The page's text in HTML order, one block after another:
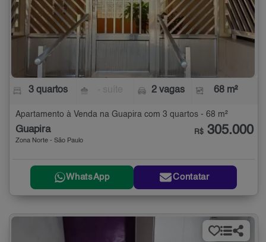
3 quartos 2 vagas 68 m²
Apartamento à Venda na Guapira com 3 quartos - 68 m²
Guapira
Zona Norte - São Paulo
R$ 305.000
WhatsApp Contatar